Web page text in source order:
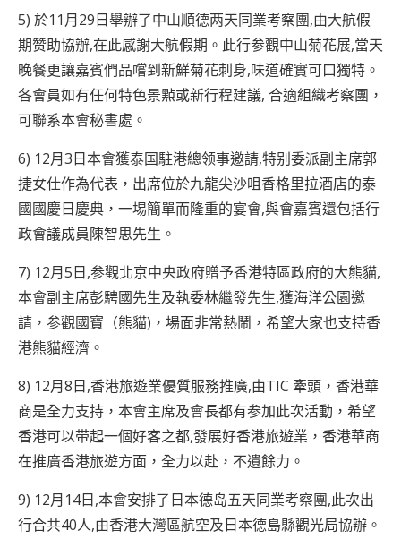
5) 於11月29日舉辦了中山順德两天同業考察團,由大航假
期赞助協辦,在此感謝大航假期。此行参觀中山菊花展,當天
晚餐更讓嘉賓們品嚐到新鮮菊花刺身,味道確實可口獨特。
各會員如有任何特色景㸃或新行程建議, 合適組織考察團，
可聯系本會秘書處。
6) 12月3日本會獲泰国駐港總领事邀請,特别委派副主席郭
捷女仕作為代表，出席位於九龍尖沙咀香格里拉酒店的泰
國國慶日慶典，一埸簡單而隆重的宴會,與會嘉賓還包括行
政會議成員陳智思先生。
7) 12月5日,参觀北京中央政府贈予香港特區政府的大熊貓,
本會副主席彭騁國先生及執委林繼發先生,獲海洋公園邀
請，参觀國寶（熊貓)，場面非常熱鬧，希望大家也支持香
港熊貓經濟。
8) 12月8日,香港旅遊業優質服務推廣,由TIC 牽頭，香港華
商是全力支持，本會主席及會長都有参加此次活動，希望
香港可以带起一個好客之都,發展好香港旅遊業，香港華商
在推廣香港旅遊方面，全力以赴，不遺餘力。
9) 12月14日,本會安排了日本德岛五天同業考察團,此次出
行合共40人,由香港大灣區航空及日本德島縣觀光局協辦。